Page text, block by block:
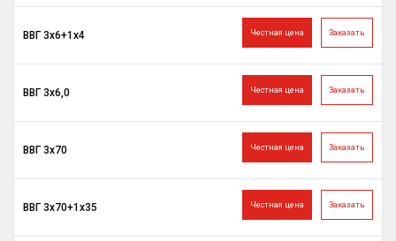
Заказать
Честная цена
ВВГ 3х6+1х4
Заказать
Честная цена
ВВГ 3х6,0
Заказать
Честная цена
ВВГ 3х70
Заказать
Честная цена
ВВГ 3х70+1х35